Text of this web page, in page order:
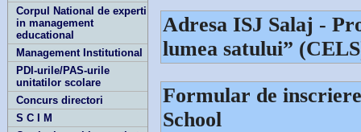
Corpul National de experti
in management
educational
Management Institutional
PDI-urile/PAS-urile
unitatilor scolare
Concurs directori
S C I M
Adresa ISJ Salaj -
lumea satului”
Formular de
School